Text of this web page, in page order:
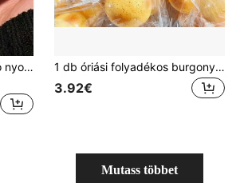
1 db színváltoztató mangó nyomó játék, puha zselés stresszlabda, aranyos gyümölcs alakú stresszoldó játék, felnőtteknek és gyerekeknek szorongásmentesítésre, tökéletes nyári nyaralási szórakoztatásra
1 db óriási folyadékos burgonya nyomó játék, burgonyafolyadékos nyomó golyó, lassú visszajugrású vízszenzoros nyomó játék, hatékonyan enyhíti a szorongást, tökéletes kültéri helyszínekre és vállalati környezetre, kiváló választás parti ajándéknak
3.92€
Mutass többet